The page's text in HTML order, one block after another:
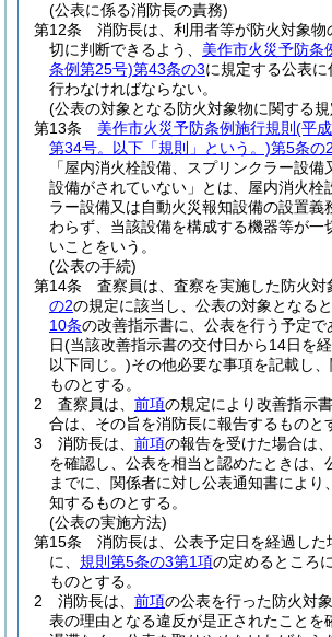
(公表に係る消防長の責務)
第12条
消防長は、利用者等が防火対象物
切に判断できるよう、 美作市火災予防条
条例第25号)第43条の3に規定する公表
行わなければならない。
(公表の対象となる防火対象物に関する
第13条
美作市火災予防条例施行規則 (平
第34号。以下「規則」という。)第5条の
「屋内消火栓設備、スプリンクラー設備
設備がされていない」とは、屋内消火栓
ラー設備又は自動火災報知設備の設置義
わらず、当該設備を構成する機器等が一
いことをいう。
(公表の手続)
第14条
査察員は、査察を実施した防火対
の2の規定に該当し、公表の対象となると
10条の改善指示書に、公表を行う予定で
日(当該改善指示書の交付日から14日を経
以下同じ。)その他必要な事項を記載し
ものとする。
2
査察員は、 前項の規定により改善指示
合は、その旨を消防長に報告するものと
3
消防長は、 前項の報告を受けた場合は
を確認し、公表を相当と認めたときは、
までに、関係者に対し公表通知書により
知するものとする。
(公表の実施方法)
第15条
消防長は、公表予定日を経過した
に、 規則第5条の3第1項の定めるところ
ものとする。
2
消防長は、 前項の公表を行った防火対
表の理由となる違反が是正されたことを